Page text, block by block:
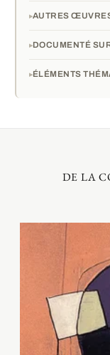
AUTRES
DOCUMENTÉ
ÉLÉMENTS
DE LA